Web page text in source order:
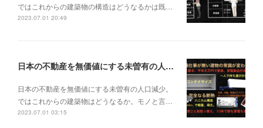
ではこれからの建築物の構造はどうなるかは既…
2023.07.01 20:49
日本の不動産を無価値にする未曽有の人口減少。ではこれからの建築物はどうなるか。
日本の不動産を無価値にする未曽有の人口減少。
ではこれからの建築物はどうなるか。モノと言…
2023.07.01 03:15